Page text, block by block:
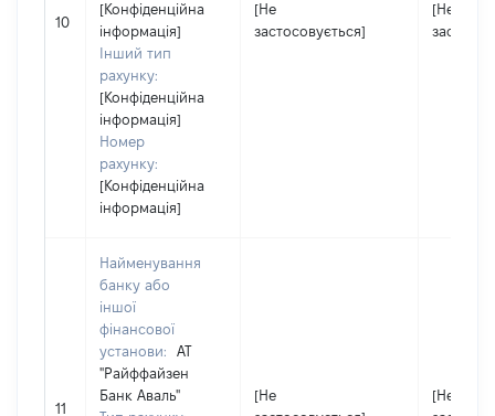
10
[Конфіденційна
інформація]
Інший тип
рахунку:
[Конфіденційна
інформація]
Номер
рахунку:
[Конфіденційна
інформація]
[Не
застосовується]
[Не
11
Найменування
банку або
іншої
фінансової
установи:
АТ
"Райффайзен
Банк Аваль"
[Не
[Не